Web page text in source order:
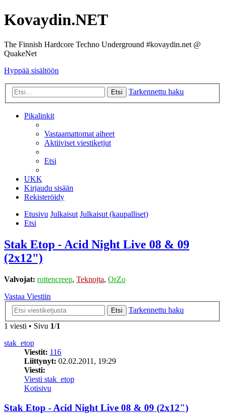
Kovaydin.NET
The Finnish Hardcore Techno Underground #kovaydin.net @
QuakeNet
Hyppää sisältöön
Etsi Tarkennettu haku
Pikalinkit
Vastaamattomat aiheet
Aktiiviset viestiketjut
Etsi
UKK
Kirjaudu sisään
Rekisteröidy
Etusivu Julkaisut Julkaisut (kaupalliset)
Etsi
Stak Etop - Acid Night Live 08 & 09
(2x12")
Valvojat: rottencreep, Teknojta, OrZo
Vastaa Viestiin
Etsi
Tarkennettu haku
1 viesti • Sivu 1/1
stak_etop
Viestit: 116
Liittynyt: 02.02.2011, 19:29
Viesti:
Viesti stak_etop
Kotisivu
Stak Etop - Acid Night Live 08 & 09 (2x12")